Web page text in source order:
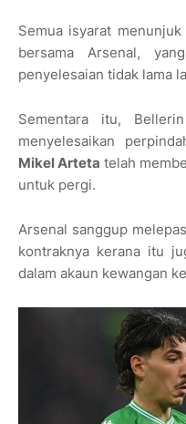
Semua isyarat
bersama Arsenal,
penyelesaian tidak lama
Sementara itu,
menyelesaikan
Mikel Arteta telah
untuk pergi.
Arsenal sanggup
kontraknya kerana itu
dalam akaun kewangan